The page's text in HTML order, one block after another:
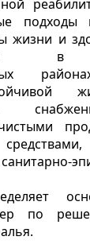
жизни и
в
по